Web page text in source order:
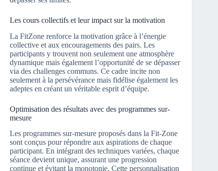
Les cours collectifs et leur impact sur la motivation
La FitZone renforce la motivation grâce à l’énergie
collective et aux encouragements des pairs. Les
participants y trouvent non seulement une atmosphère
dynamique mais également l’opportunité de se dépasser
via des challenges communs. Ce cadre incite non
seulement à la persévérance mais fidélise également les
adeptes en créant un véritable esprit d’équipe.
Optimisation des résultats avec des programmes sur-
mesure
Les programmes sur-mesure proposés dans la Fit-Zone
sont conçus pour répondre aux aspirations de chaque
participant. En intégrant des techniques variées, chaque
séance devient unique, assurant une progression
continue et évitant la monotonie. Cette personnalisation